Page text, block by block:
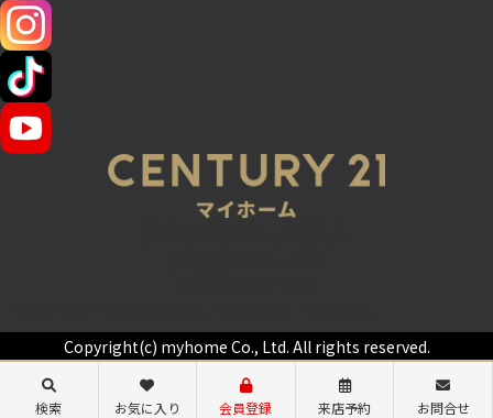
Copyright(c) myhome Co., Ltd. All rights reserved.
検索 お気に入り 会員登録 来店予約 お問合せ